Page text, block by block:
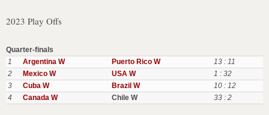
2023 Play Offs
Quarter-finals
1
Argentina W Puerto Rico W
13 : 11
2
Mexico W USA W
1 : 32
3
Cuba W Brazil W
10 : 12
4
Canada W Chile W 33 : 2